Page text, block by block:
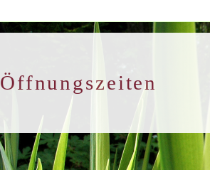
Öffnungszeiten